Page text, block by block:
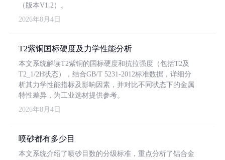
（版本V1.2）。
2026年8月4日
T2紫铜国标硬度及力学性能分析
本文系统解读T2紫铜的国标硬度和抗拉强度（包括T2及
T2_1/2H状态），结合GB/T 5231-2012标准数据，详细分
析其力学性能指标及影响因素，并对比不同状态下的金属
特性差异，为工业选材提供参考。
2026年8月4日
喷砂都有多少目
本文系统介绍了喷砂目数的分级标准，重点分析了铝合金